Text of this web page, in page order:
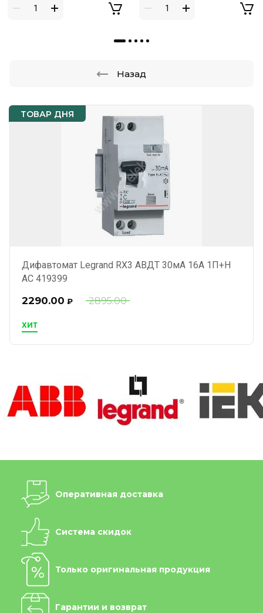
ТОВАР ДНЯ
Дифавтомат Legrand RX3 АВДТ 30мА 16А 1П+Н
AC 419399
ХИТ
2895.00
2290.00 ₽
Назад
Оперативная доставка
Система скидок
Только оригинальная продукция
Гарантии и возврат